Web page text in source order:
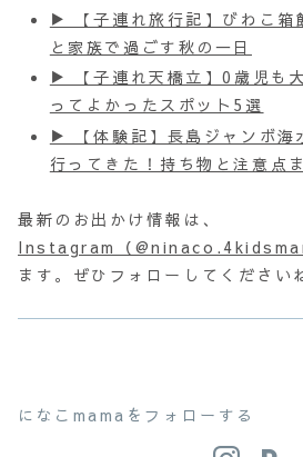
▶ 【子連れ旅行記】びわこ箱
と家族で過ごす秋の一日
▶ 【子連れ天橋立】0歳児も
ってよかったスポット5選
▶ 【体験記】長島ジャンボ海
行ってきた！持ち物と注意点
最新のお出かけ情報は、
Instagram（
ます。ぜひフォローしてください
になこmamaをフォローする